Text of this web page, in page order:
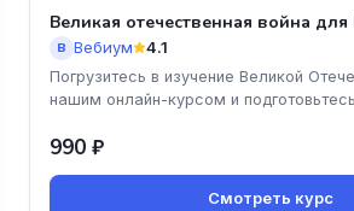
Великая отечественная война для
В Вебиум 4.1
Погрузитесь в изучение Великой
нашим онлайн-курсом и
990 ₽
Смотреть курс